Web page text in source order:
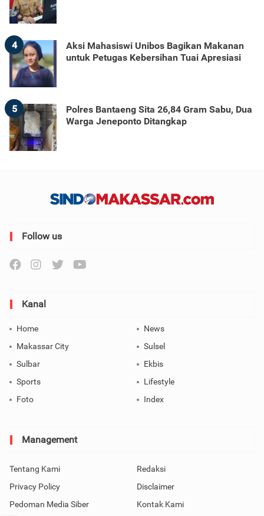
4
Aksi Mahasiswi Unibos Bagikan Makanan
untuk Petugas Kebersihan Tuai Apresiasi
5
Polres Bantaeng Sita 26,84 Gram Sabu, Dua
Warga Jeneponto Ditangkap
Follow us
Kanal
Home
News
Makassar City
Sulsel
Sulbar
Ekbis
Sports
Lifestyle
Foto
Index
Management
Tentang Kami
Redaksi
Privacy Policy
Disclaimer
Pedoman Media Siber
Kontak Kami